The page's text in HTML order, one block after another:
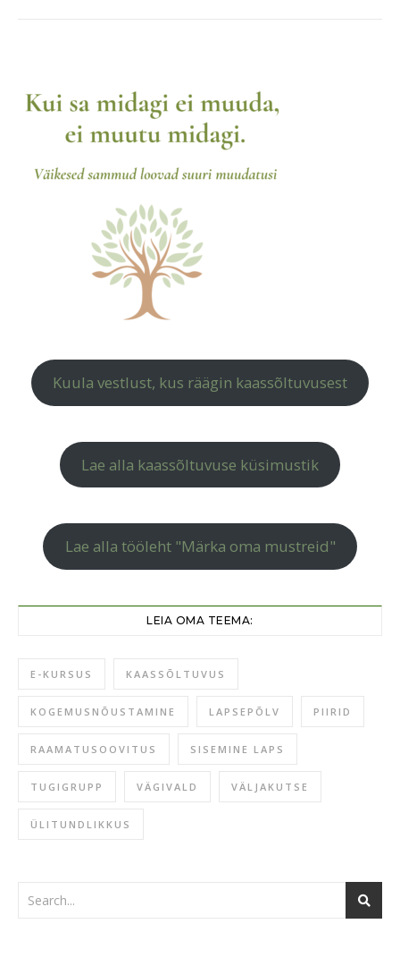
Kuula vestlust, kus räägin kaassõltuvusest
Lae alla kaassõltuvuse küsimustik
Lae alla tööleht "Märka oma mustreid"
LEIA OMA TEEMA:
E-KURSUS KAASSÕLTUVUS
KOGEMUSNÕUSTAMINE LAPSEPÕLV PIIRID
RAAMATUSOOVITUS SISEMINE LAPS
TUGIGRUPP VÄGIVALD VÄLJAKUTSE
ÜLITUNDLIKKUS